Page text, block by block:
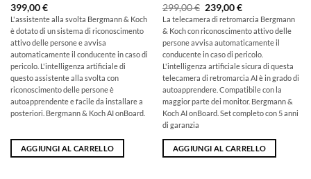
399,00€
L'assistente alla svolta Bergmann & Koch
è dotato di un sistema di riconoscimento
attivo delle persone e avvisa
automaticamente il conducente in caso di
pericolo. L'intelligenza artificiale di
questo assistente alla svolta con
riconoscimento delle persone è
autoapprendente e facile da installare a
posteriori. Bergmann & Koch AI onBoard.
AGGIUNGI AL CARRELLO
299,00€ Il
prezzo
originale
era:
299,00
€
239,00€Il
prezzo
attuale
è:
239,00
€.
La telecamera di retromarcia Bergmann
& Koch con riconoscimento attivo delle
persone avvisa automaticamente il
conducente in caso di pericolo.
L'intelligenza artificiale sicura di questa
telecamera di retromarcia AI è in grado di
autoapprendere. Compatibile con la
maggior parte dei monitor. Bergmann &
Koch AI onBoard. Set completo con 5 anni
di garanzia
AGGIUNGI AL CARRELLO